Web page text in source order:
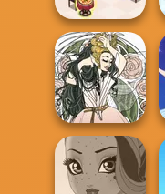
Cooking
Restaurant
Kitchen